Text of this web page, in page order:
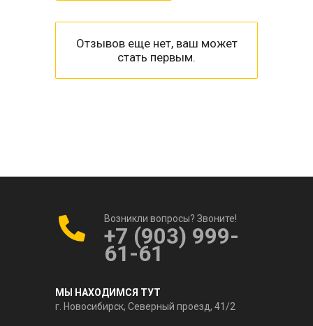
Отзывов еще нет, ваш может
стать первым.
Возникли вопросы? Звоните!
+7 (903) 999-
61-61
МЫ НАХОДИМСЯ ТУТ
г. Новосибирск, Северный проезд, 41/2